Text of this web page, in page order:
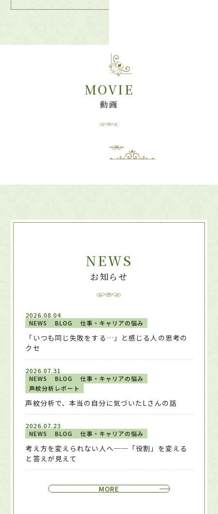
MOVIE
動画
NEWS
お知らせ
2026.08.04
NEWS BLOG 仕事・キャリアの悩み
「いつも同じ失敗をする…」と感じる人の思考の
クセ
2026.07.31
NEWS BLOG
仕事・キャリアの悩み
声紋分析レポート
声紋分析で、本当の自分に気づいたLさんの話
2026.07.23
NEWS BLOG 仕事・キャリアの悩み
考え方を変えられない人へ──「役割」を変える
と答えが見えて
MORE